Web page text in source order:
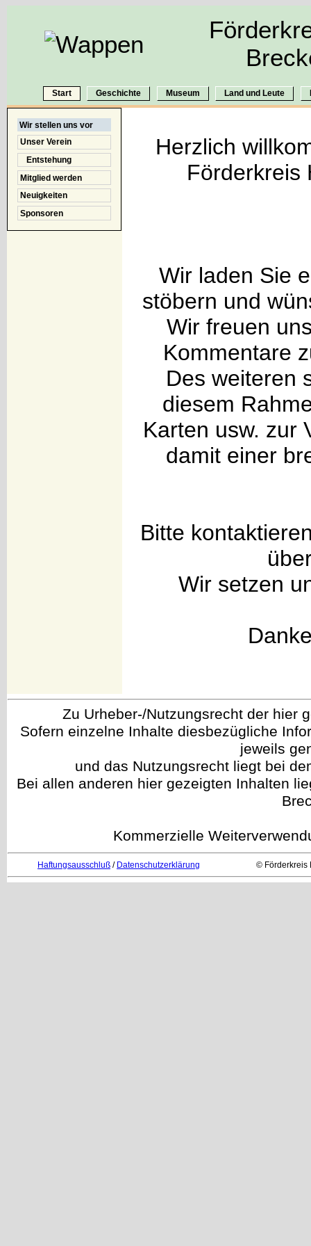
Start Geschichte Museum Land und Leute
Wir stellen uns vor
Unser Verein
Entstehung
Mitglied werden
Neuigkeiten
Sponsoren
Herzlich
Förderkreis
Wir laden Sie
stöbern und
Wir freuen
Kommentare
Des weiteren
diesem
Karten usw. zur
damit einer
Bitte
Wir setzen
Zu Urheber-/Nutzungsrecht der hier
Sofern einzelne Inhalte diesbezügliche
jeweils
und das Nutzungsrecht liegt bei
Bei allen anderen hier gezeigten Inhalten
Kommerzielle
Haftungsausschluß / Datenschutzerklärung © Förderkreis